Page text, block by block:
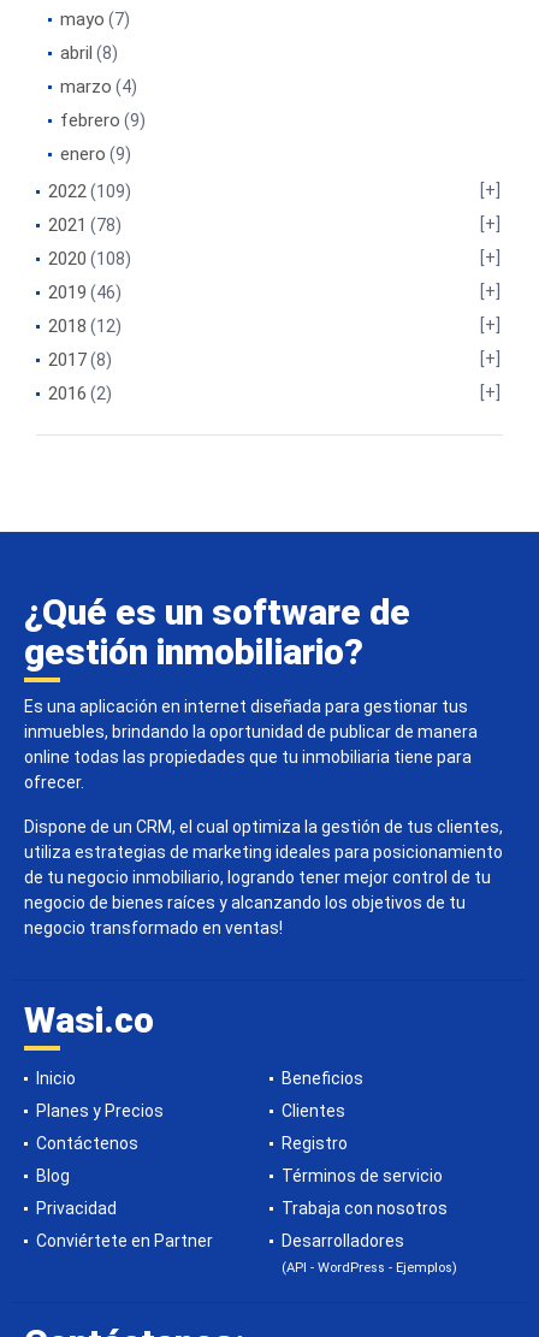
mayo (7)
abril (8)
marzo (4)
febrero (9)
enero (9)
2022(109)
2021 (78)
2020 (108)
2019 (46)
2018 (12)
2017(8)
2016 (2)
¿Qué es un software de
gestión inmobiliario?
Es una aplicación en internet diseñada para gestionar tus
inmuebles, brindando la oportunidad de publicar de manera
online todas las propiedades que tu inmobiliaria tiene para
ofrecer.
Dispone de un CRM, el cual optimiza la gestión de tus clientes,
utiliza estrategias de marketing ideales para posicionamiento
de tu negocio inmobiliario, logrando tener mejor control de tu
negocio de bienes raíces y alcanzando los objetivos de tu
negocio transformado en ventas!
Wasi.co
Inicio
Beneficios
Planes y Precios
Clientes
Contáctenos
Registro
Blog
Términos de servicio
Privacidad
Trabaja con nosotros
Conviértete en Partner
Desarrolladores
(API - WordPress - Ejemplos)